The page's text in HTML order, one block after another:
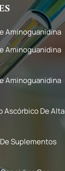
Aminoguanidina
Aminoguanidina
Aminoguanidina
Ascórbico De Alta
Suplementos